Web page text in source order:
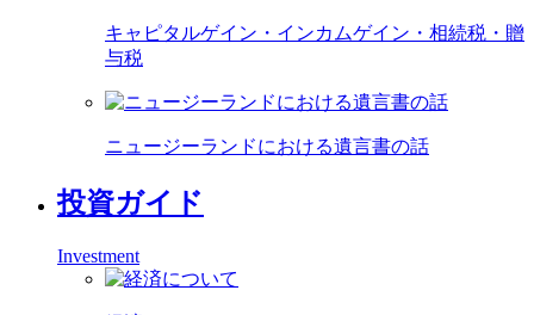
キャピタルゲイン・インカムゲイン・相続税・贈
与税
ニュージーランドにおける遺言書の話
投資ガイド
Investment